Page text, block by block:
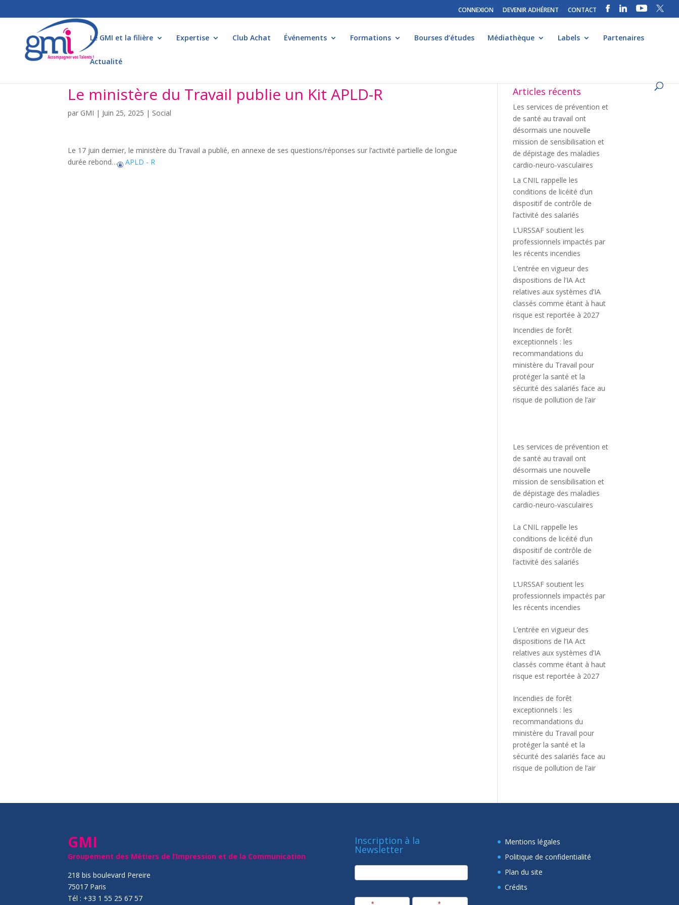
CONNEXION DEVENIR ADHÉRENT CONTACT
Le GMI et la filière Expertise Club Achat Événements Formations Bourses d’études Médiathèque Labels Partenaires
Actualité
Le ministère du Travail publie un Kit APLD-R
par GMI | Juin 25, 2025 | Social
Le 17 juin dernier, le ministère du Travail a publié, en annexe de ses questions/réponses sur l’activité partielle de longue
durée rebond…
APLD - R
Articles récents
Les services de prévention et
de santé au travail ont
désormais une nouvelle
mission de sensibilisation et
de dépistage des maladies
cardio-neuro-vasculaires
La CNIL rappelle les
conditions de licéité d’un
dispositif de contrôle de
l’activité des salariés
L’URSSAF soutient les
professionnels impactés par
les récents incendies
L’entrée en vigueur des
dispositions de l’IA Act
relatives aux systèmes d’IA
classés comme étant à haut
risque est reportée à 2027
Incendies de forêt
exceptionnels : les
recommandations du
ministère du Travail pour
protéger la santé et la
sécurité des salariés face au
risque de pollution de l’air
Les services de prévention et
de santé au travail ont
désormais une nouvelle
mission de sensibilisation et
de dépistage des maladies
cardio-neuro-vasculaires
La CNIL rappelle les
conditions de licéité d’un
dispositif de contrôle de
l’activité des salariés
L’URSSAF soutient les
professionnels impactés par
les récents incendies
L’entrée en vigueur des
dispositions de l’IA Act
relatives aux systèmes d’IA
classés comme étant à haut
risque est reportée à 2027
Incendies de forêt
exceptionnels : les
recommandations du
ministère du Travail pour
protéger la santé et la
sécurité des salariés face au
risque de pollution de l’air
GMI
Groupement des Métiers de l’Impression et de la Communication
218 bis boulevard Pereire
75017 Paris
Tél : +33 1 55 25 67 57
Inscription à la
Newsletter
newsletter
Mentions légales
Politique de confidentialité
Plan du site
Crédits